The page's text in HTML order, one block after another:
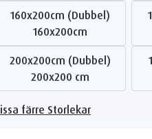
160x200cm (Dubbel)
160x200cm
200x200cm (Dubbel)
200x200 cm
Vissa färre Storlekar